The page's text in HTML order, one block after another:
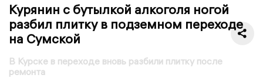
Курянин с бутылкой алкоголя ногой
разбил плитку в подземном переходе
на Сумской
В Курске в переходе вновь разбили плитку после
ремонта